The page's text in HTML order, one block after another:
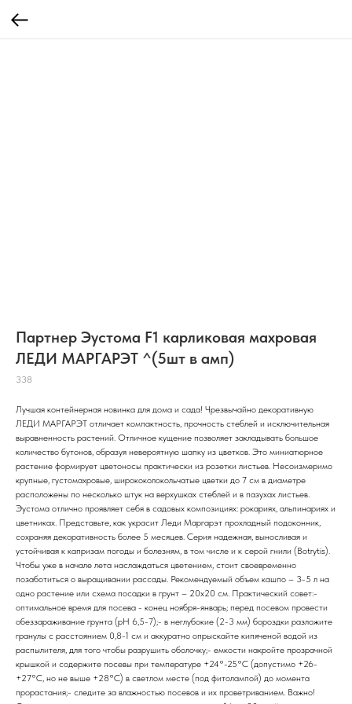
Партнер Эустома F1 карликовая махровая
ЛЕДИ МАРГАРЭТ ^(5шт в амп)
338
Лучшая контейнерная новинка для дома и сада! Чрезвычайно декоративную
ЛЕДИ МАРГАРЭТ отличает компактность, прочность стеблей и исключительная
выравненность растений. Отличное кущение позволяет закладывать большое
количество бутонов, образуя невероятную шапку из цветков. Это миниатюрное
растение формирует цветоносы практически из розетки листьев. Несоизмеримо
крупные, густомахровые, ширококолокольчатые цветки до 7 см в диаметре
расположены по несколько штук на верхушках стеблей и в пазухах листьев.
Эустома отлично проявляет себя в садовых композициях: рокариях, альпинариях и
цветниках. Представьте, как украсит Леди Маргарэт прохладный подоконник,
сохраняя декоративность более 5 месяцев. Серия надежная, выносливая и
устойчивая к капризам погоды и болезням, в том числе и к серой гнили (Botrytis).
Чтобы уже в начале лета наслаждаться цветением, стоит своевременно
позаботиться о выращивании рассады. Рекомендуемый объем кашпо – 3-5 л на
одно растение или схема посадки в грунт – 20х20 см. Практический совет:-
оптимальное время для посева - конец ноября-январь; перед посевом провести
обеззараживание грунта (pH 6,5-7);- в неглубокие (2-3 мм) бороздки разложите
гранулы с расстоянием 0,8-1 см и аккуратно опрыскайте кипяченой водой из
распылителя, для того чтобы разрушить оболочку;- емкости накройте прозрачной
крышкой и содержите посевы при температуре +24°-25°С (допустимо +26-
+27°С, но не выше +28°С) в светлом месте (под фитолампой) до момента
прорастания;- следите за влажностью посевов и их проветриванием. Важно!